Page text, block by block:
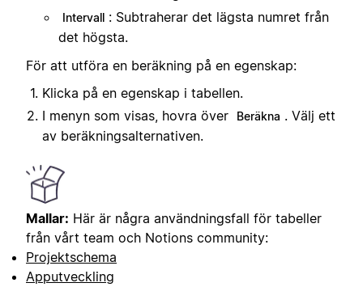
Intervall : Subtraherar det lägsta numret från
det högsta.
För att utföra en beräkning på en egenskap:
Klicka på en egenskap i tabellen.
I menyn som visas, hovra över
Beräkna . Välj ett
av beräkningsalternativen.
Mallar: Här är några användningsfall för tabeller
från vårt team och Notions community:
Projektschema
Apputveckling